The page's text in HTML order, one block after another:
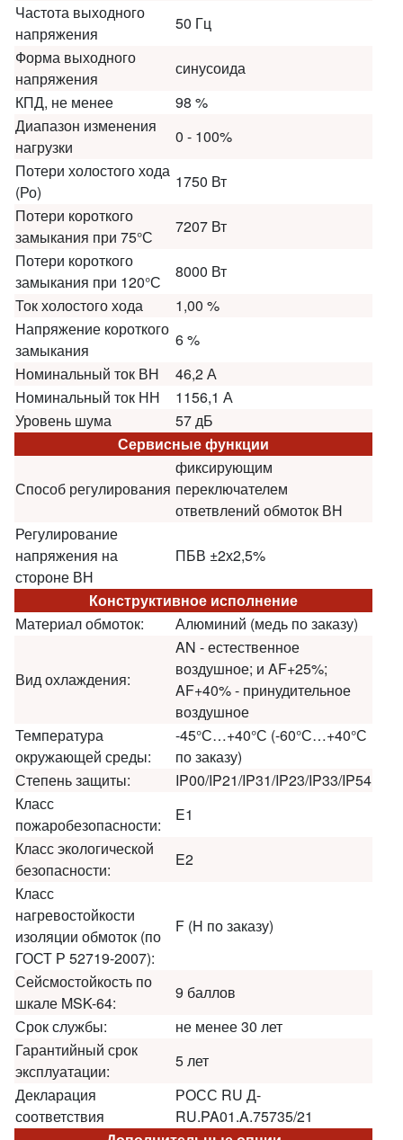
Частота выходного
напряжения
50 Гц
Форма выходного
напряжения
синусоида
КПД, не менее
98 %
Диапазон изменения
нагрузки
0 - 100%
Потери холостого хода
(Ро)
1750 Вт
Потери короткого
замыкания при 75°С
7207 Вт
Потери короткого
замыкания при 120°С
8000 Вт
Ток холостого хода
1,00 %
Напряжение короткого
замыкания
6 %
Номинальный ток ВН
46,2 А
Номинальный ток НН
1156,1 А
Уровень шума
57 дБ
Сервисные функции
Способ регулирования
фиксирующим
переключателем
ответвлений обмоток ВН
Регулирование
напряжения на
стороне ВН
ПБВ ±2х2,5%
Конструктивное исполнение
Материал обмоток:
Алюминий (медь по заказу)
Вид охлаждения:
AN - естественное
воздушное; и AF+25%;
AF+40% - принудительное
воздушное
Температура
окружающей среды:
-45°С…+40°С (-60°С…+40°С
по заказу)
Степень защиты:
IP00/IP21/IP31/IP23/IP33/IP54
Класс
пожаробезопасности:
E1
Класс экологической
безопасности:
E2
Класс
нагревостойкости
изоляции обмоток (по
ГОСТ Р 52719-2007):
F (H по заказу)
Сейсмостойкость по
шкале MSK-64:
9 баллов
Срок службы:
не менее 30 лет
Гарантийный срок
эксплуатации:
5 лет
Декларация
соответствия
РОСС RU Д-
RU.PA01.A.75735/21